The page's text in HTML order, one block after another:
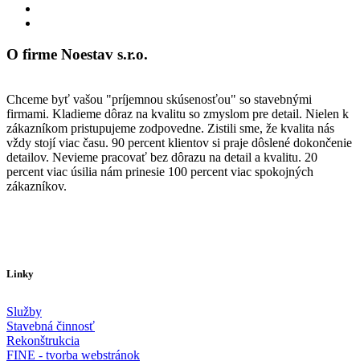
O firme Noestav s.r.o.
Chceme byť vašou "príjemnou skúsenosťou" so stavebnými
firmami. Kladieme dôraz na kvalitu so zmyslom pre detail. Nielen k
zákazníkom pristupujeme zodpovedne. Zistili sme, že kvalita nás
vždy stojí viac času. 90 percent klientov si praje dôslené dokončenie
detailov. Nevieme pracovať bez dôrazu na detail a kvalitu. 20
percent viac úsilia nám prinesie 100 percent viac spokojných
zákazníkov.
Linky
Služby
Stavebná činnosť
Rekonštrukcia
FINE - tvorba webstránok